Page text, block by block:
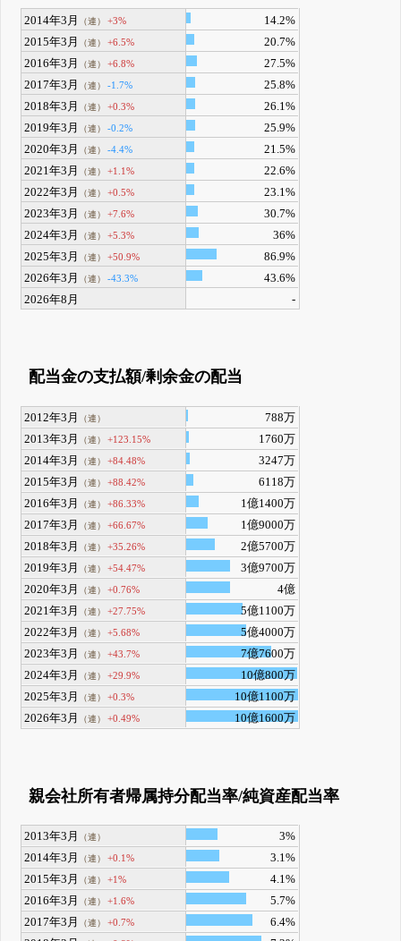
2014年3月 （連） +3%
14.2%
2015年3月
（連） +6.5%
20.7%
2016年3月
（連） +6.8%
27.5%
2017年3月
（連） -1.7%
25.8%
2018年3月
（連） +0.3%
26.1%
2019年3月
（連） -0.2%
25.9%
2020年3月
（連） -4.4%
21.5%
2021年3月
（連） +1.1%
22.6%
2022年3月
（連） +0.5%
23.1%
2023年3月
（連） +7.6%
30.7%
2024年3月
（連） +5.3%
36%
2025年3月
（連） +50.9%
86.9%
2026年3月
（連） -43.3%
43.6%
2026年8月
-
配当金の支払額/剰余金の配当
2012年3月 （連）
788万
2013年3月
（連） +123.15%
1760万
2014年3月
（連） +84.48%
3247万
2015年3月
（連） +88.42%
6118万
2016年3月
（連） +86.33%
1億1400万
2017年3月
（連） +66.67%
1億9000万
2018年3月
（連） +35.26%
2億5700万
2019年3月
（連） +54.47%
3億9700万
2020年3月
（連） +0.76%
4億
2021年3月
（連） +27.75%
5億1100万
2022年3月
（連） +5.68%
5億4000万
2023年3月
（連） +43.7%
7億7600万
2024年3月
（連） +29.9%
10億800万
2025年3月
（連） +0.3%
10億1100万
2026年3月
（連） +0.49% 10億1600万
親会社所有者帰属持分配当率/純資産配当率
2013年3月 （連）
3%
2014年3月
（連） +0.1%
3.1%
2015年3月
（連） +1%
4.1%
2016年3月
（連） +1.6%
5.7%
2017年3月
（連） +0.7%
6.4%